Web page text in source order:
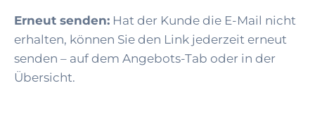
Erneut senden: Hat der Kunde die E-Mail nicht
erhalten, können Sie den Link jederzeit erneut
senden – auf dem Angebots-Tab oder in der
Übersicht.